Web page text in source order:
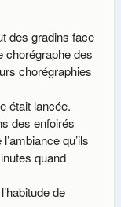
des gradins face
chorégraphe des
chorégraphies
était lancée.
des enfoirés
qu’ils
quand
de